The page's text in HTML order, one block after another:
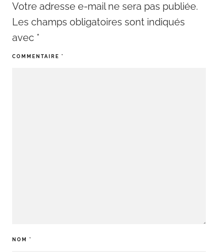
Votre adresse e-mail ne sera pas publiée.
Les champs obligatoires sont indiqués
avec *
COMMENTAIRE *
NOM *